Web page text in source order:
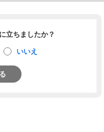
立ちましたか？
いいえ